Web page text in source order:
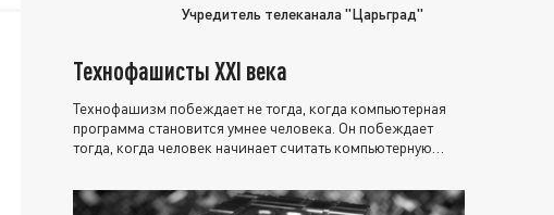
Учредитель телеканала "Царьград"
Технофашисты XXI века
Технофашизм побеждает не тогда, когда компьютерная
программа становится умнее человека. Он побеждает
тогда, когда человек начинает считать компьютерную